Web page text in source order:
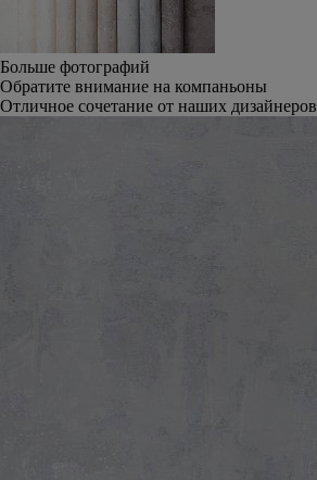
Больше фотографий
Обратите внимание на компаньоны
Отличное сочетание от наших дизайнеров